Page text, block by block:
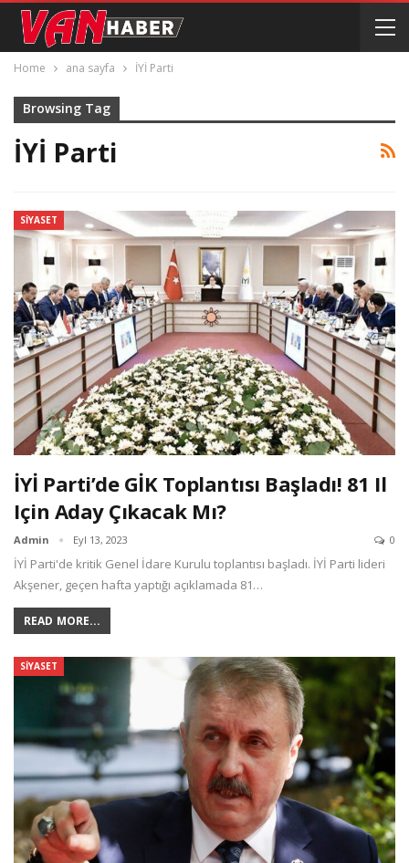
Home ana sayfa İYİ Parti
Browsing Tag
İYİ Parti
SIYASET
İYİ Parti’de GİK Toplantısı Başladı! 81 Il
Için Aday Çıkacak Mı?
Admin Eyl 13, 2023 0
İYİ Parti'de kritik Genel İdare Kurulu toplantısı başladı. İYİ Parti lideri
Akşener, geçen hafta yaptığı açıklamada 81…
READ MORE...
SIYASET